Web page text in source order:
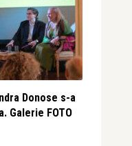
Donose s-a
Galerie FOTO